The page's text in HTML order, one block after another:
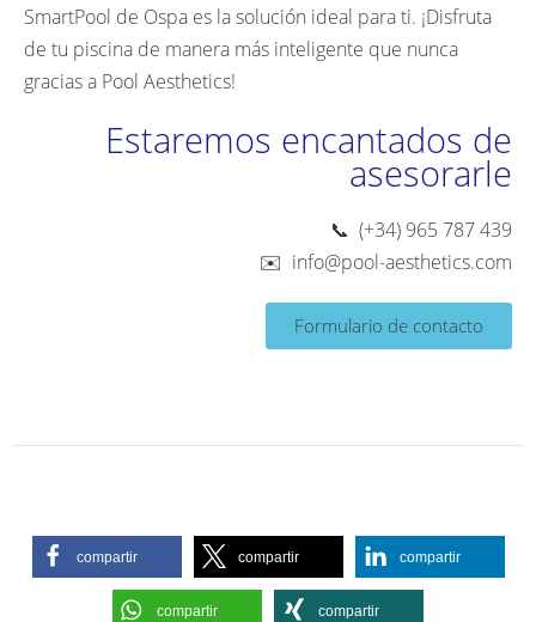
SmartPool de Ospa es la solución ideal para ti. ¡Disfruta
de tu piscina de manera más inteligente que nunca
gracias a Pool Aesthetics!
Estaremos encantados de
asesorarle
📞 (+34) 965 787 439
✉️ info@pool-aesthetics.com
Formulario de contacto
compartir compartir compartir
compartir compartir